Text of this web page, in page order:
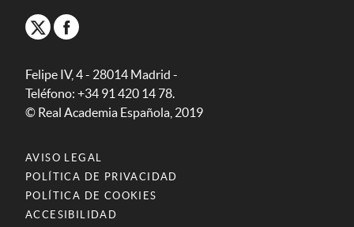
Felipe IV, 4 - 28014 Madrid -
Teléfono: +34 91 420 14 78.
© Real Academia Española, 2019
AVISO LEGAL
POLÍTICA DE PRIVACIDAD
POLÍTICA DE COOKIES
ACCESIBILIDAD